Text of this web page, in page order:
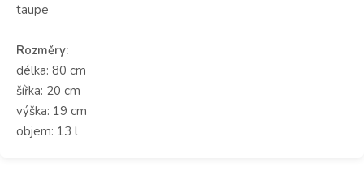
taupe
Rozměry:
délka: 80 cm
šířka: 20 cm
výška: 19 cm
objem: 13 l